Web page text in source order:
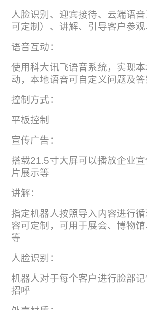
人脸识别、迎宾接待、云端语
可定制）、讲解、引导客户参
语音互动：
使用科大讯飞语音系统，实现
动，本地语音可自定义问题及答
控制方式：
平板控制
宣传广告：
搭载21.5寸大屏可以播放企业
片展示等
讲解：
指定机器人按照导入内容进行
容可定制，可用于展会、博物
等
人脸识别：
机器人对于每个客户进行脸部
招呼